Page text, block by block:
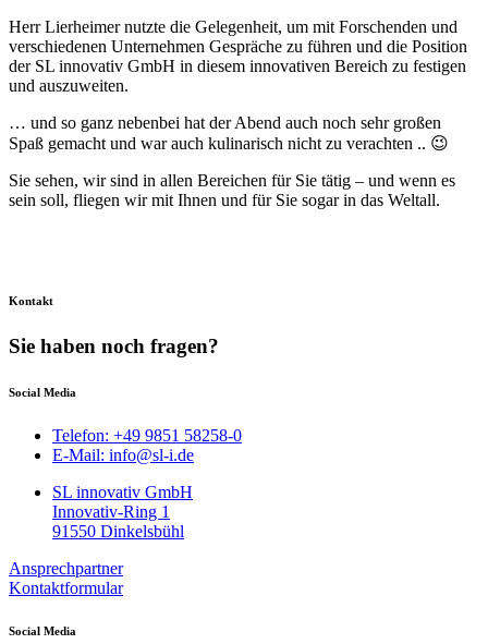
Herr Lierheimer nutzte die Gelegenheit, um mit Forschenden und
verschiedenen Unternehmen Gespräche zu führen und die Position
der SL innovativ GmbH in diesem innovativen Bereich zu festigen
und auszuweiten.
… und so ganz nebenbei hat der Abend auch noch sehr großen
Spaß gemacht und war auch kulinarisch nicht zu verachten .. 😉
Sie sehen, wir sind in allen Bereichen für Sie tätig – und wenn es
sein soll, fliegen wir mit Ihnen und für Sie sogar in das Weltall.
Kontakt
Sie haben noch fragen?
Social Media
Telefon: +49 9851 58258-0
E-Mail: info@sl-i.de
SL innovativ GmbH
Innovativ-Ring 1
91550 Dinkelsbühl
Ansprechpartner
Kontaktformular
Social Media